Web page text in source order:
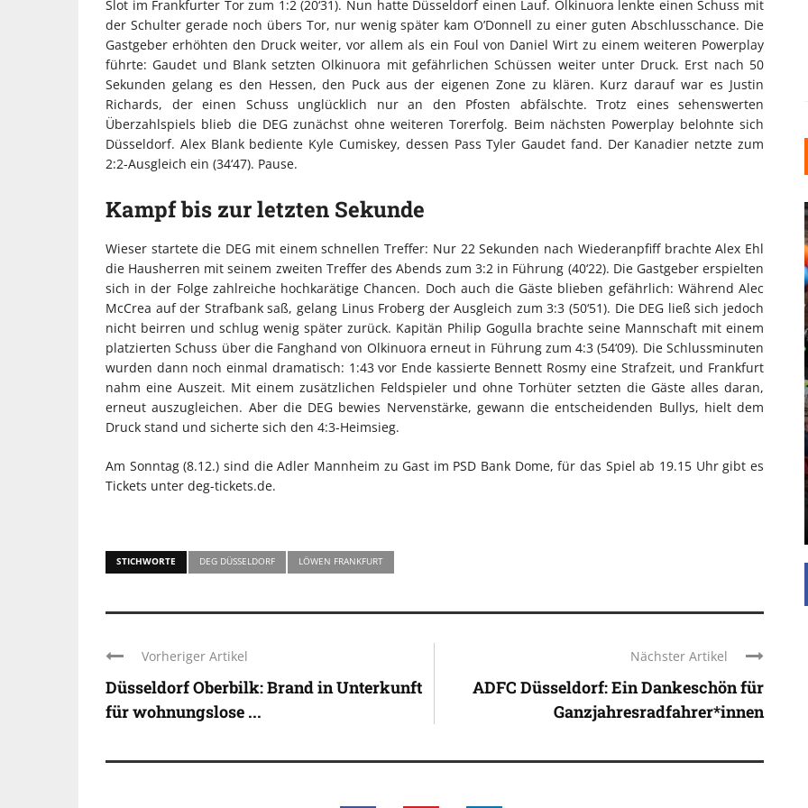
Slot im Frankfurter Tor zum 1:2 (20‘31). Nun hatte Düsseldorf einen Lauf. Olkinuora lenkte einen Schuss mit
der Schulter gerade noch übers Tor, nur wenig später kam O’Donnell zu einer guten Abschlusschance. Die
Gastgeber erhöhten den Druck weiter, vor allem als ein Foul von Daniel Wirt zu einem weiteren Powerplay
führte: Gaudet und Blank setzten Olkinuora mit gefährlichen Schüssen weiter unter Druck. Erst nach 50
Sekunden gelang es den Hessen, den Puck aus der eigenen Zone zu klären. Kurz darauf war es Justin
Richards, der einen Schuss unglücklich nur an den Pfosten abfälschte. Trotz eines sehenswerten
Überzahlspiels blieb die DEG zunächst ohne weiteren Torerfolg. Beim nächsten Powerplay belohnte sich
Düsseldorf. Alex Blank bediente Kyle Cumiskey, dessen Pass Tyler Gaudet fand. Der Kanadier netzte zum
2:2-Ausgleich ein (34‘47). Pause.
Kampf bis zur letzten Sekunde
Wieser startete die DEG mit einem schnellen Treffer: Nur 22 Sekunden nach Wiederanpfiff brachte Alex Ehl
die Hausherren mit seinem zweiten Treffer des Abends zum 3:2 in Führung (40‘22). Die Gastgeber erspielten
sich in der Folge zahlreiche hochkarätige Chancen. Doch auch die Gäste blieben gefährlich: Während Alec
McCrea auf der Strafbank saß, gelang Linus Froberg der Ausgleich zum 3:3 (50‘51). Die DEG ließ sich jedoch
nicht beirren und schlug wenig später zurück. Kapitän Philip Gogulla brachte seine Mannschaft mit einem
platzierten Schuss über die Fanghand von Olkinuora erneut in Führung zum 4:3 (54‘09). Die Schlussminuten
wurden dann noch einmal dramatisch: 1:43 vor Ende kassierte Bennett Rosmy eine Strafzeit, und Frankfurt
nahm eine Auszeit. Mit einem zusätzlichen Feldspieler und ohne Torhüter setzten die Gäste alles daran,
erneut auszugleichen. Aber die DEG bewies Nervenstärke, gewann die entscheidenden Bullys, hielt dem
Druck stand und sicherte sich den 4:3-Heimsieg.
Am Sonntag (8.12.) sind die Adler Mannheim zu Gast im PSD Bank Dome, für das Spiel ab 19.15 Uhr gibt es
Tickets unter deg-tickets.de.
STICHWORTE DEG DÜSSELDORF LÖWEN FRANKFURT
Vorheriger Artikel
Düsseldorf Oberbilk: Brand in Unterkunft
für wohnungslose ...
Nächster Artikel
ADFC Düsseldorf: Ein Dankeschön für
Ganzjahresradfahrer*innen
INDUSTRIELLER CHIC: WIE
KUNSTSTOFFFENSTER DEN
LOFT-STIL IN IHREM
EINFAMILIENHAUS
UNTERSTÜTZEN
Werkshallen des Industriezeitalters. Die Basis für